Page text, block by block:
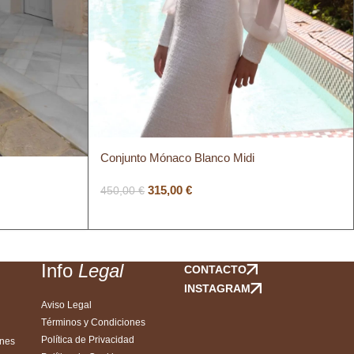
Conjunto Mónaco Blanco Midi
450,00€ 315,00€
Info Legal
Aviso Legal
Términos y Condiciones
Política de Privacidad
CONTACTO
INSTAGRAM